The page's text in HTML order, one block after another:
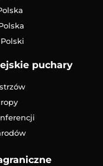
puchary